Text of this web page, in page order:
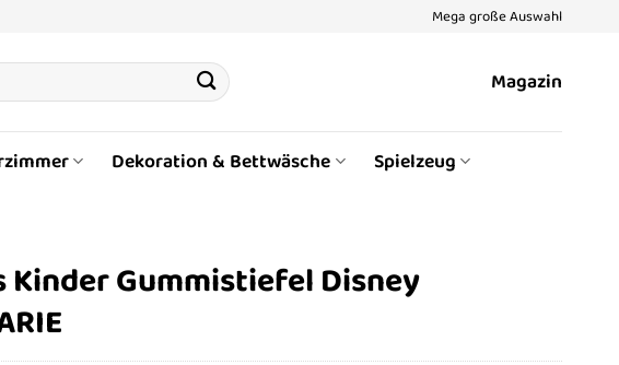
Mega große Auswahl
Magazin
Dekoration & Bettwäsche Spielzeug
Kinder Gummistiefel Disney